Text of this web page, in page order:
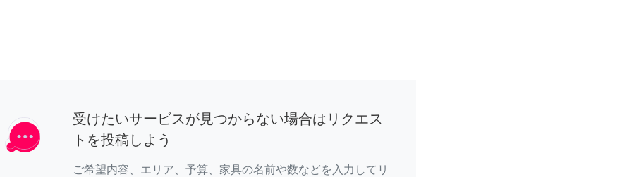
受けたいサービスが見つからない場合はリクエス
トを投稿しよう
ご希望内容、エリア、予算、家具の名前や数などを入力してリ